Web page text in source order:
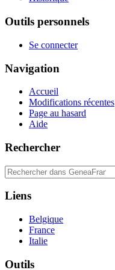
Outils personnels
Se connecter
Navigation
Accueil
Modifications récentes
Page au hasard
Aide
Rechercher
Liens
Belgique
France
Italie
Outils